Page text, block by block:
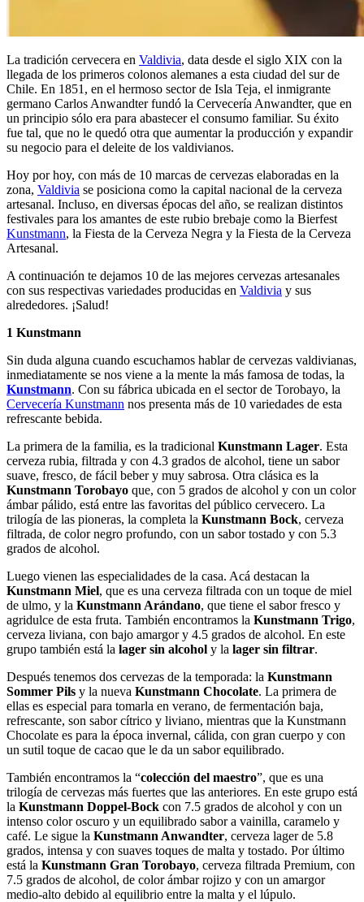
La tradición cervecera en Valdivia, data desde el siglo XIX con la
llegada de los primeros colonos alemanes a esta ciudad del sur de
Chile. En 1851, en el hermoso sector de Isla Teja, el inmigrante
germano Carlos Anwandter fundó la Cervecería Anwandter, que en
un principio sólo era para abastecer el consumo familiar. Su éxito
fue tal, que no le quedó otra que aumentar la producción y expandir
su negocio para el deleite de los valdivianos.
Hoy por hoy, con más de 10 marcas de cervezas elaboradas en la
zona, Valdivia se posiciona como la capital nacional de la cerveza
artesanal. Incluso, en diversas épocas del año, se realizan distintos
festivales para los amantes de este rubio brebaje como la Bierfest
Kunstmann, la Fiesta de la Cerveza Negra y la Fiesta de la Cerveza
Artesanal.
A continuación te dejamos 10 de las mejores cervezas artesanales
con sus respectivas variedades producidas en Valdivia y sus
alrededores. ¡Salud!
1 Kunstmann
Sin duda alguna cuando escuchamos hablar de cervezas valdivianas,
inmediatamente se nos viene a la mente la más famosa de todas, la
Kunstmann. Con su fábrica ubicada en el sector de Torobayo, la
Cervecería Kunstmann nos presenta más de 10 variedades de esta
refrescante bebida.
La primera de la familia, es la tradicional Kunstmann Lager. Esta
cerveza rubia, filtrada y con 4.3 grados de alcohol, tiene un sabor
suave, fresco, de fácil beber y muy sabrosa. Otra clásica es la
Kunstmann Torobayo que, con 5 grados de alcohol y con un color
ámbar pálido, está entre las favoritas del público cervecero. La
trilogía de las pioneras, la completa la Kunstmann Bock, cerveza
filtrada, de color negro profundo, con un sabor tostado y con 5.3
grados de alcohol.
Luego vienen las especialidades de la casa. Acá destacan la
Kunstmann Miel, que es una cerveza filtrada con un toque de miel
de ulmo, y la Kunstmann Arándano, que tiene el sabor fresco y
agridulce de esta fruta. También encontramos la Kunstmann Trigo,
cerveza liviana, con bajo amargor y 4.5 grados de alcohol. En este
grupo también está la lager sin alcohol y la lager sin filtrar.
Después tenemos dos cervezas de la temporada: la Kunstmann
Sommer Pils y la nueva Kunstmann Chocolate. La primera de
ellas es especial para tomarla en verano, de fermentación baja,
refrescante, son sabor cítrico y liviano, mientras que la Kunstmann
Chocolate es para la época invernal, cálida, con gran cuerpo y con
un sutil toque de cacao que le da un sabor equilibrado.
También encontramos la “colección del maestro”, que es una
trilogía de cervezas más fuertes que las anteriores. En este grupo está
la Kunstmann Doppel-Bock con 7.5 grados de alcohol y con un
intenso color oscuro y un equilibrado sabor a vainilla, caramelo y
café. Le sigue la Kunstmann Anwandter, cerveza lager de 5.8
grados, intensa y con suaves toques de malta y tostado. Por último
está la Kunstmann Gran Torobayo, cerveza filtrada Premium, con
7.5 grados de alcohol, de color ámbar rojizo y con un amargor
medio-alto debido al equilibrio entre la malta y el lúpulo.